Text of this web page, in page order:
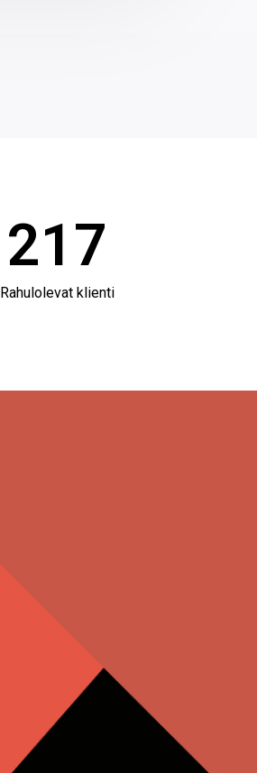
217
Rahulolevat klienti